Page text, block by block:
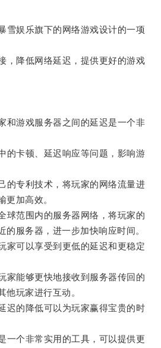
娱乐旗下的网络游戏设计的一项
降低网络延迟，提供更好的游戏
游戏服务器之间的延迟是一个非
卡顿、延迟响应等问题，影响游
专利技术，将玩家的网络流量进
更加高效。
范围内的服务器网络，将玩家的
的服务器，进一步加快响应时间。
可以享受到更低的延迟和更稳定
能够更快地接收到服务器传回的
他玩家进行互动。
的降低可以为玩家赢得宝贵的时
个非常实用的工具，可以提供更